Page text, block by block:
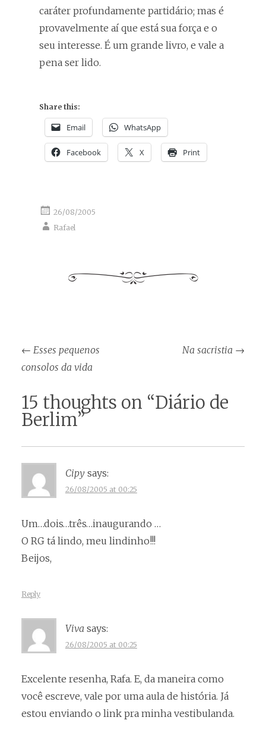
caráter profundamente partidário; mas é
provavelmente aí que está sua força e o
seu interesse. É um grande livro, e vale a
pena ser lido.
Share this:
Email WhatsApp
Facebook X Print
26/08/2005
Rafael
Post
navigation
← Esses pequenos
consolos da vida
Na sacristia →
15 thoughts on “Diário de
Berlim”
Cipy says:
26/08/2005 at 00:25
Um…dois…três…inaugurando …
O RG tá lindo, meu lindinho!!!
Beijos,
Reply
Viva says:
26/08/2005 at 00:25
Excelente resenha, Rafa. E, da maneira como
você escreve, vale por uma aula de história. Já
estou enviando o link pra minha vestibulanda.